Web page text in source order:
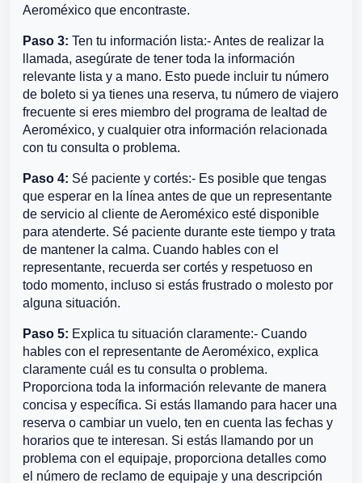
Aeroméxico que encontraste.
Paso 3: Ten tu información lista:- Antes de realizar la
llamada, asegúrate de tener toda la información
relevante lista y a mano. Esto puede incluir tu número
de boleto si ya tienes una reserva, tu número de viajero
frecuente si eres miembro del programa de lealtad de
Aeroméxico, y cualquier otra información relacionada
con tu consulta o problema.
Paso 4: Sé paciente y cortés:- Es posible que tengas
que esperar en la línea antes de que un representante
de servicio al cliente de Aeroméxico esté disponible
para atenderte. Sé paciente durante este tiempo y trata
de mantener la calma. Cuando hables con el
representante, recuerda ser cortés y respetuoso en
todo momento, incluso si estás frustrado o molesto por
alguna situación.
Paso 5: Explica tu situación claramente:- Cuando
hables con el representante de Aeroméxico, explica
claramente cuál es tu consulta o problema.
Proporciona toda la información relevante de manera
concisa y específica. Si estás llamando para hacer una
reserva o cambiar un vuelo, ten en cuenta las fechas y
horarios que te interesan. Si estás llamando por un
problema con el equipaje, proporciona detalles como
el número de reclamo de equipaje y una descripción